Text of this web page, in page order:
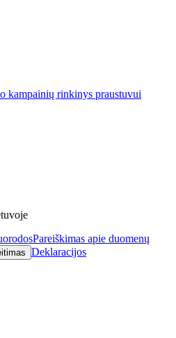
kampainių rinkinys praustuvui
Pareiškimas apie duomenų
Deklaracijos